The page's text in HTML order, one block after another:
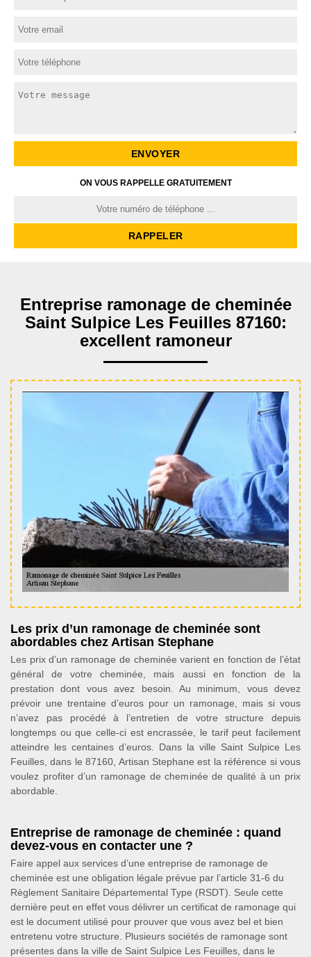
ON VOUS RAPPELLE GRATUITEMENT
Entreprise ramonage de cheminée
Saint Sulpice Les Feuilles 87160:
excellent ramoneur
Les prix d’un ramonage de cheminée sont
abordables chez Artisan Stephane
Les prix d’un ramonage de cheminée varient en fonction de l’état
général de votre cheminée, mais aussi en fonction de la
prestation dont vous avez besoin. Au minimum, vous devez
prévoir une trentaine d’euros pour un ramonage, mais si vous
n’avez pas procédé à l’entretien de votre structure depuis
longtemps ou que celle-ci est encrassée, le tarif peut facilement
atteindre les centaines d’euros. Dans la ville Saint Sulpice Les
Feuilles, dans le 87160, Artisan Stephane est la référence si vous
voulez profiter d’un ramonage de cheminée de qualité à un prix
abordable.
Entreprise de ramonage de cheminée : quand
devez-vous en contacter une ?
Faire appel aux services d’une entreprise de ramonage de
cheminée est une obligation légale prévue par l’article 31-6 du
Règlement Sanitaire Départemental Type (RSDT). Seule cette
dernière peut en effet vous délivrer un certificat de ramonage qui
est le document utilisé pour prouver que vous avez bel et bien
entretenu votre structure. Plusieurs sociétés de ramonage sont
présentes dans la ville de Saint Sulpice Les Feuilles, dans le